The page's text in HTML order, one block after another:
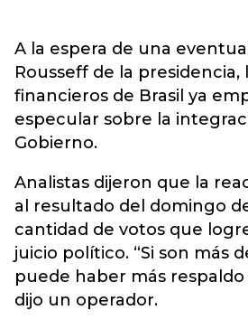
A la espera de una
Rousseff de la presidencia,
financieros de Brasil ya
especular sobre la
Gobierno.
Analistas dijeron que la
al resultado del domingo
cantidad de votos que
juicio político. “Si son más
puede haber más respaldo
dijo un operador.